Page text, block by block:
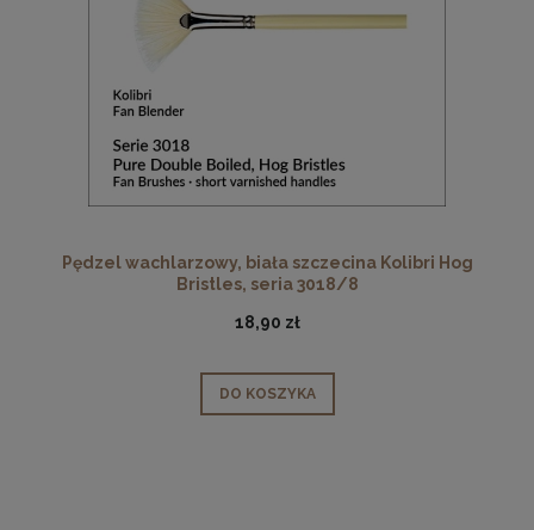
Pędzel wachlarzowy, biała szczecina Kolibri Hog
Bristles, seria 3018/8
18,90 zł
DO KOSZYKA